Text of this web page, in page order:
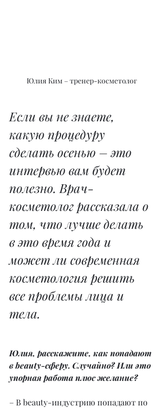
Юлия Ким – тренер-косметолог
Если вы не знаете,
какую процедуру
сделать осенью – это
интервью вам будет
полезно. Врач-
косметолог рассказала о
том, что лучше делать
в это время года и
может ли современная
косметология решить
все проблемы лица и
тела.
Юлия, расскажите, как попадают
в beauty-сферу. Случайно? Или это
упорная работа плюс желание?
– В beauty-индустрию попадают по